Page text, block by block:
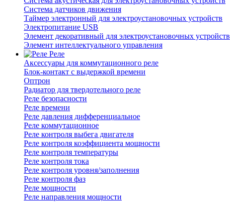
Система датчиков движения
Таймер электронный для электроустановочных устройств
Электропитание USB
Элемент декоративный для электроустановочных устройств
Элемент интеллектуального управления
Реле
Аксессуары для коммутационного реле
Блок-контакт с выдержкой времени
Оптрон
Радиатор для твердотельного реле
Реле безопасности
Реле времени
Реле давления дифференциальное
Реле коммутационное
Реле контроля выбега двигателя
Реле контроля коэффициента мощности
Реле контроля температуры
Реле контроля тока
Реле контроля уровня/заполнения
Реле контроля фаз
Реле мощности
Реле направления мощности